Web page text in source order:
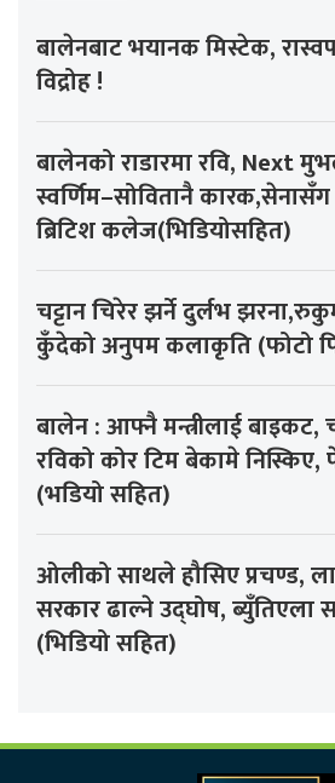
बालेनबाट भयानक मिस्टेक,
विद्रोह !
बालेनको राडारमा रवि, Next
स्वर्णिम–सोवितानै
ब्रिटिश कलेज(भिडियोसहित)
चट्टान चिरेर झर्ने दुर्लभ
कुँदेको अनुपम कलाकृति (फोटो
बालेन : आफ्नै मन्त्रीलाई बाइकट,
रविको कोर टिम बेकामे
(भडियो सहित)
ओलीको साथले हौसिए प्रचण्ड,
सरकार ढाल्ने उद्घोष, ब्युँतिएला
(भिडियो सहित)